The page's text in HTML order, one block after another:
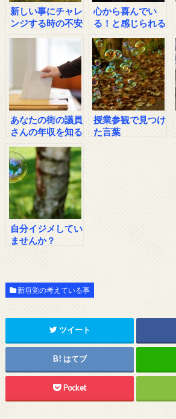
新しい事にチャレ
ンジする時の不安
心から喜んでい
る！と感じられる
あなたの街の議員
さんの年収を知る
授業参観で見つけ
た言葉
自分イジメしてい
ませんか？
新垣覚の考えている事
ツイート
はてブ
Pocket